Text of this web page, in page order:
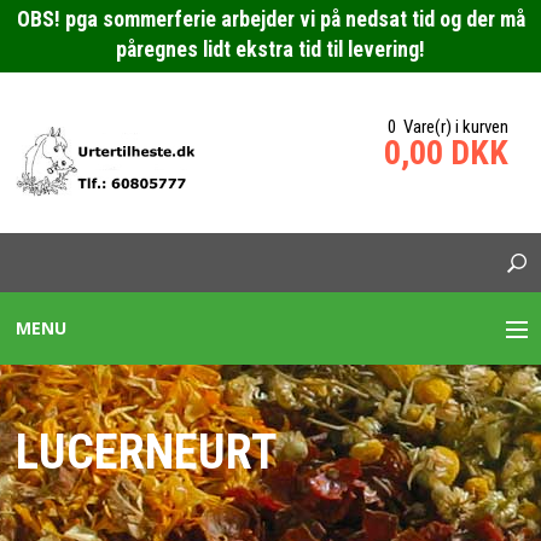
OBS! pga sommerferie arbejder vi på nedsat tid og der må
påregnes lidt ekstra tid til levering!
0 Vare(r) i kurven
0,00 DKK
MENU
URTEBLANDINGER HESTE
SPECIALBLANDING HEST
LUCERNEURT